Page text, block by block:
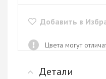
Добавить в
Цвета могут
Детали